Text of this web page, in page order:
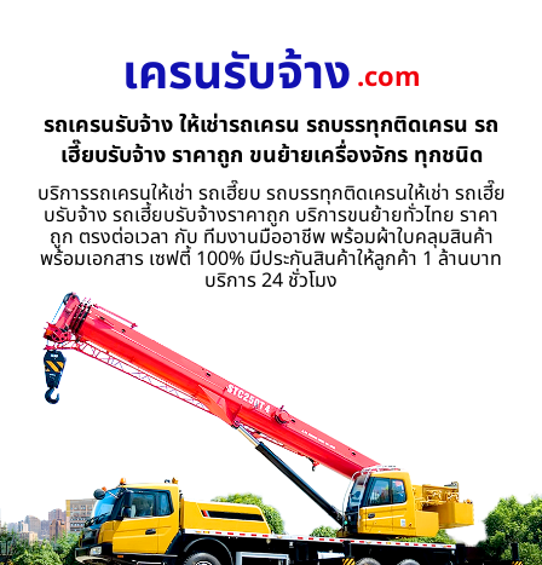
เครนรับจ้าง .com
รถเครนรับจ้าง ให้เช่ารถเครน รถบรรทุกติดเครน รถ
เฮี๊ยบรับจ้าง ราคาถูก ขนย้ายเครื่องจักร ทุกชนิด
บริการรถเครนให้เช่า รถเฮี๊ยบ รถบรรทุกติดเครนให้เช่า รถเฮี๊ย
บรับจ้าง รถเฮี้ยบรับจ้างราคาถูก บริการขนย้ายทั่วไทย ราคา
ถูก ตรงต่อเวลา กับ ทีมงานมืออาชีพ พร้อมผ้าใบคลุมสินค้า
พร้อมเอกสาร เซฟตี้ 100% มีประกันสินค้าให้ลูกค้า 1 ล้านบาท
บริการ 24 ชั่วโมง